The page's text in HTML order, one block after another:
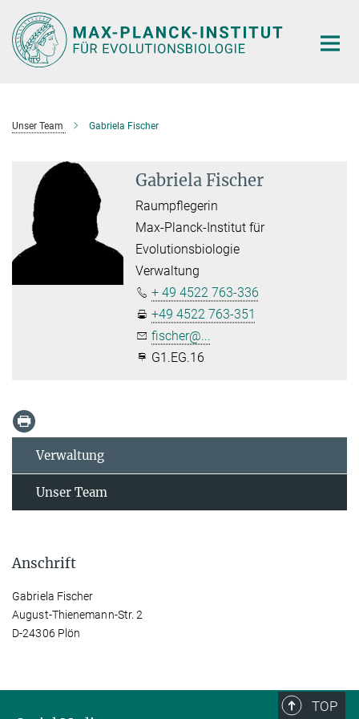
Hauptinhalt
Unser Team Gabriela Fischer
Gabriela Fischer
Raumpflegerin
Max-Planck-Institut für
Evolutionsbiologie
Verwaltung
+ 49 4522 763-336
+49 4522 763-351
fischer@...
G1.EG.16
Verwaltung
Unser Team
Anschrift
Gabriela Fischer
August-Thienemann-Str. 2
D-24306 Plön
TOP